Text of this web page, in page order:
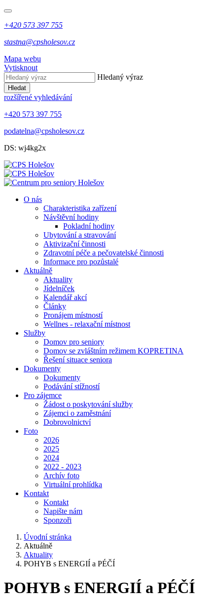
+420 573 397 755
stastna@cpsholesov.cz
Mapa webu
Vytisknout
Hledaný výraz
Hledat
rozšířené vyhledávání
+420 573 397 755
podatelna@cpsholesov.cz
DS: wj4kg2x
O nás
Charakteristika zařízení
Návštěvní hodiny
Pokladní hodiny
Ubytování a stravování
Aktivizační činnosti
Zdravotní péče a pečovatelské činnosti
Informace pro pozůstalé
Aktuálně
Aktuality
Jídelníček
Kalendář akcí
Články
Pronájem místností
Wellnes - relaxační místnost
Služby
Domov pro seniory
Domov se zvláštním režimem KOPRETINA
Řešení situace seniora
Dokumenty
Dokumenty
Podávání stížností
Pro zájemce
Žádost o poskytování služby
Zájemci o zaměstnání
Dobrovolnictví
Foto
2026
2025
2024
2022 - 2023
Archív foto
Virtuální prohlídka
Kontakt
Kontakt
Napište nám
Sponzoři
Úvodní stránka
Aktuálně
Aktuality
POHYB s ENERGIÍ a PÉČÍ
POHYB s ENERGIÍ a PÉČÍ